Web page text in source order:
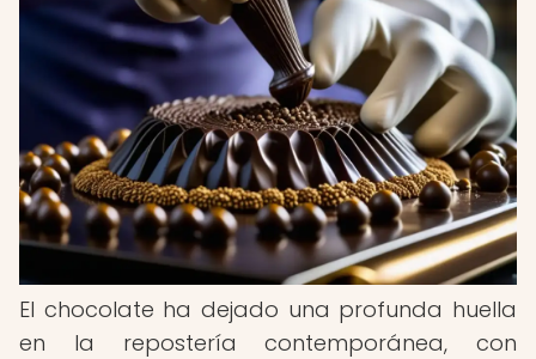
El chocolate ha dejado una profunda huella
en la repostería contemporánea, con